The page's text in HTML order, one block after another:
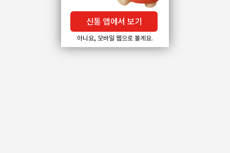
신통 앱에서 보기
아니요, 모바일 웹으로 볼게요.